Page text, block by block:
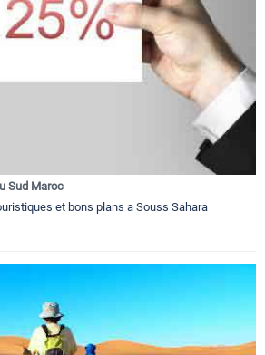
Sud Maroc
et bons plans a Souss Sahara